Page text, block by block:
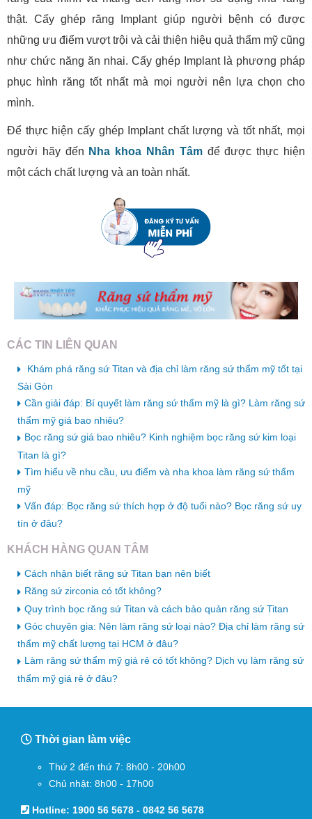
thật. Cấy ghép răng Implant giúp người bệnh có được
những ưu điểm vượt trội và cải thiện hiệu quả thẩm mỹ cũng
như chức năng ăn nhai. Cấy ghép Implant là phương pháp
phục hình răng tốt nhất mà mọi người nên lựa chọn cho
mình.
Để thực hiện cấy ghép Implant chất lượng và tốt nhất, mọi
người hãy đến Nha khoa Nhân Tâmđể được thực hiện
một cách chất lượng và an toàn nhất.
CÁC TIN LIÊN QUAN
Khám phá răng sứ Titan và địa chỉ làm răng sứ thẩm mỹ tốt tại
Sài Gòn
Cần giải đáp: Bí quyết làm răng sứ thẩm mỹ là gì? Làm răng sứ
thẩm mỹ giá bao nhiêu?
Bọc răng sứ giá bao nhiêu? Kinh nghiệm bọc răng sứ kim loại
Titan là gì?
Tìm hiểu về nhu cầu, ưu điểm và nha khoa làm răng sứ thẩm
mỹ
Vấn đáp: Bọc răng sứ thích hợp ở độ tuổi nào? Bọc răng sứ uy
tín ở đâu?
KHÁCH HÀNG QUAN TÂM
Cách nhận biết răng sứ Titan bạn nên biết
Răng sứ zirconia có tốt không?
Quy trình bọc răng sứ Titan và cách bảo quản răng sứ Titan
Góc chuyên gia: Nên làm răng sứ loại nào? Địa chỉ làm răng sứ
thẩm mỹ chất lượng tại HCM ở đâu?
Làm răng sứ thẩm mỹ giá rẻ có tốt không? Dịch vụ làm răng sứ
thẩm mỹ giá rẻ ở đâu?
Thời gian làm việc
Thứ 2 đến thứ 7: 8h00 - 20h00
Chủ nhật: 8h00 - 17h00
Hotline: 1900 56 5678 - 0842 56 5678